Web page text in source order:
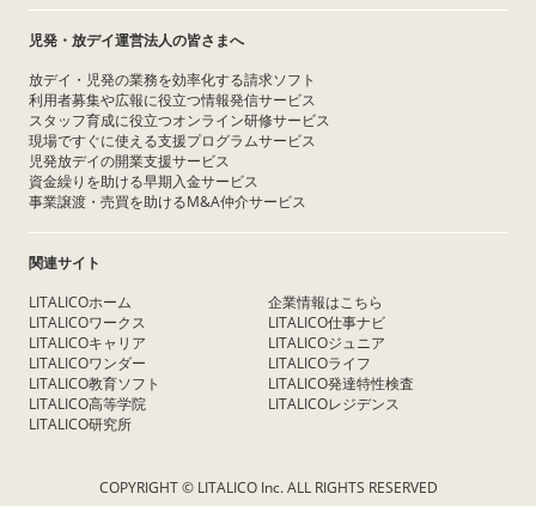
児発・放デイ運営法人の皆さまへ
放デイ・児発の業務を効率化する請求ソフト
利用者募集や広報に役立つ情報発信サービス
スタッフ育成に役立つオンライン研修サービス
現場ですぐに使える支援プログラムサービス
児発放デイの開業支援サービス
資金繰りを助ける早期入金サービス
事業譲渡・売買を助けるM&A仲介サービス
関連サイト
LITALICOホーム
LITALICOワークス
LITALICOキャリア
LITALICOワンダー
LITALICO教育ソフト
LITALICO高等学院
LITALICO研究所
企業情報はこちら
LITALICO仕事ナビ
LITALICOジュニア
LITALICOライフ
LITALICO発達特性検査
LITALICOレジデンス
COPYRIGHT © LITALICO Inc. ALL RIGHTS RESERVED